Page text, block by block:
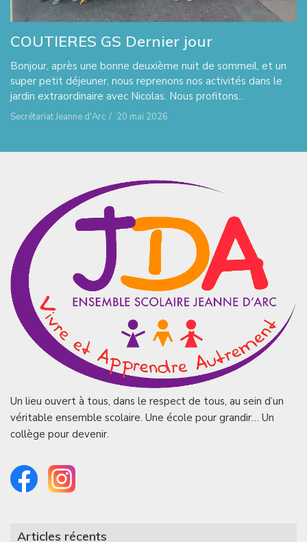
COUTIERES GS Dernier jour
Bonjour, après une bonne deuxième nuit de sommeil, et un
super petit déjeuner, nous reprenons nos activités dans le
jardin extraordinaire avec Nicolas. Nous profitons...
Secrétariat Jeanne d'Arc / 20 mai 2026
Un lieu ouvert à tous, dans le respect de tous, au sein d’un
véritable ensemble scolaire. Une école pour grandir… Un
collège pour devenir.
Articles récents